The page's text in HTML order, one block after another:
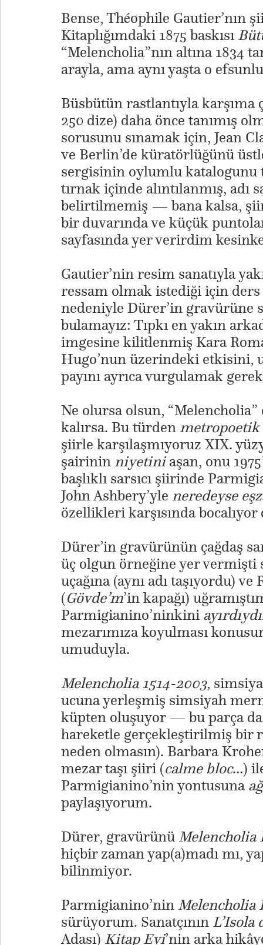
Bense, Théophile Gautier’nın
Kitaplığımdaki 1875 baskısı
“Melencholia”nın altına 1834
arayla, ama aynı yaşta o
Büsbütün rastlantıyla karşıma
250 dize) daha önce tanımış
sorusunu sınamak için, Jean
ve Berlin’de küratörlüğünü
sergisinin oylumlu katalogunu
tırnak içinde alıntılanmış,
belirtilmemiş — bana kalsa,
bir duvarında ve küçük
sayfasında yer verirdim
Gautier’nin resim sanatıyla
ressam olmak istediği için ders
nedeniyle Dürer’in gravürüne
bulamayız: Tıpkı en yakın
imgesine kilitlenmiş Kara
Hugo’nun üzerindeki etkisini,
payını ayrıca vurgulamak
Ne olursa olsun,
kalırsa. Bu türden metropoetik
şiirle karşılaşmıyoruz XIX.
şairinin niyetiniaşan, onu
başlıklı sarsıcı şiirinde
John Ashbery’yle neredeyse
özellikleri karşısında bocalıyor
Dürer’in gravürünün çağdaş
üç olgun örneğine yer vermişti
uçağına (aynı adı taşıyordu)
(Gövde’m’in kapağı)
Parmigianino’ninkini
mezarımıza koyulması
umuduyla.
Melencholia 1514-2003,
ucuna yerleşmiş simsiyah
küpten oluşuyor — bu parça
hareketle gerçekleştirilmiş bir
neden olmasın). Barbara
mezar taşı şiiri (calme bloc…)
Parmigianino’nin yontusuna
paylaşıyorum.
Dürer, gravürünü Melencholia
hiçbir zaman yap(a)madı mı,
bilinmiyor.
Parmigianino’nin Melencholia
sürüyorum. Sanatçının L’Isola
Adası) Kitap Evi’nin arka